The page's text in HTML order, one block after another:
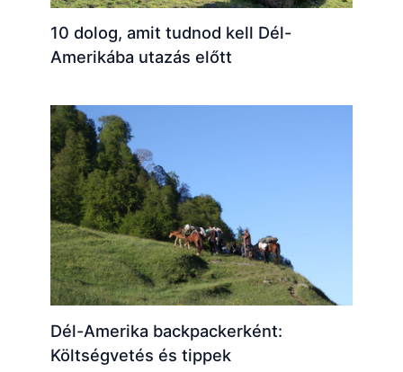
10 dolog, amit tudnod kell Dél-
Amerikába utazás előtt
Dél-Amerika backpackerként:
Költségvetés és tippek